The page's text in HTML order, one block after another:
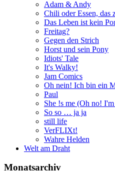
Adam & Andy
Chili oder Essen, das
Das Leben ist kein
Freitag?
Gegen den Strich
Horst und sein Pony
Idiots' Tale
It's Walky!
Jam Comics
Oh nein! Ich bin ein
Paul
She !s me (Oh no!
So so … ja ja
still life
VerFLIXt!
Wahre Helden
Welt am Draht
Monatsarchiv